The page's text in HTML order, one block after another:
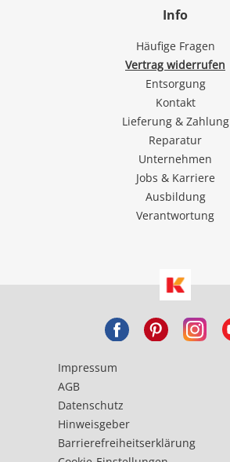
Info
Häufige Fragen
Vertrag widerrufen
Entsorgung
Kontakt
Lieferung & Zahlung
Reparatur
Unternehmen
Jobs & Karriere
Ausbildung
Verantwortung
Impressum
AGB
Datenschutz
Hinweisgeber
Barrierefreiheitserklärung